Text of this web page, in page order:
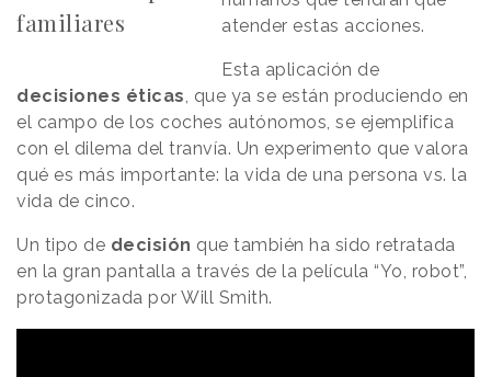
familiares
atender estas acciones.
Esta aplicación de
decisiones éticas, que ya se están produciendo en
el campo de los coches autónomos, se ejemplifica
con el dilema del tranvía. Un experimento que valora
qué es más importante: la vida de una persona vs. la
vida de cinco.
Un tipo de decisión que también ha sido retratada
en la gran pantalla a través de la película “Yo, robot”,
protagonizada por Will Smith.